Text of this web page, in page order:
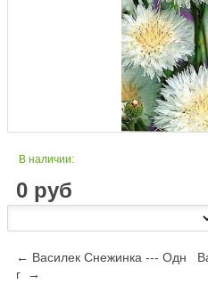
В наличии:
0 руб
← Василек Снежинка --- Одн
г →